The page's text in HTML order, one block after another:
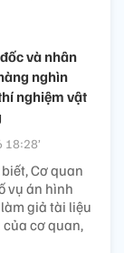
và nhân
nghìn
nghiệm vật
Cơ quan
vụ án hình
giả tài liệu
cơ quan,